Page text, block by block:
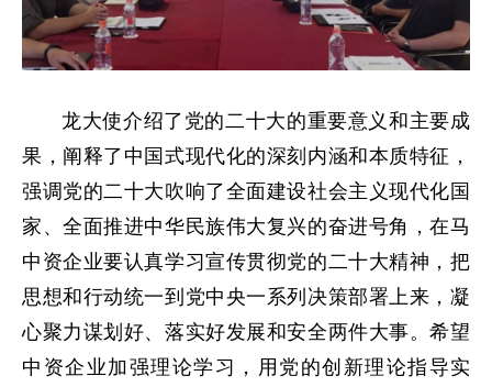
龙大使介绍了党的二十大的重要意义和主要成
果，阐释了中国式现代化的深刻内涵和本质特征，
强调党的二十大吹响了全面建设社会主义现代化国
家、全面推进中华民族伟大复兴的奋进号角，在马
中资企业要认真学习宣传贯彻党的二十大精神，把
思想和行动统一到党中央一系列决策部署上来，凝
心聚力谋划好、落实好发展和安全两件大事。希望
中资企业加强理论学习，用党的创新理论指导实